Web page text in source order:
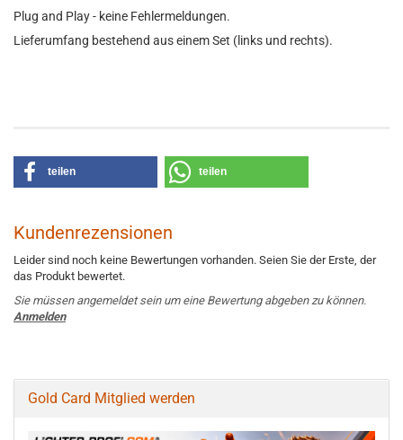
Plug and Play - keine Fehlermeldungen.
Lieferumfang bestehend aus einem Set (links und rechts).
teilen teilen
Kundenrezensionen
Leider sind noch keine Bewertungen vorhanden. Seien Sie der Erste, der
das Produkt bewertet.
Sie müssen angemeldet sein um eine Bewertung abgeben zu können.
Anmelden
Gold Card Mitglied werden